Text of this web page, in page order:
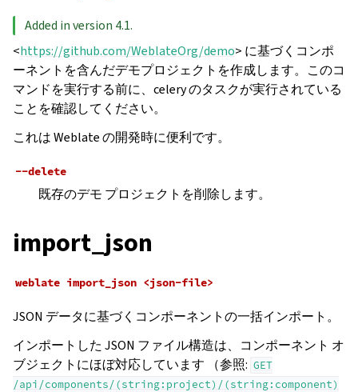
Added in version 4.1.
<https://github.com/WeblateOrg/demo> に基づくコンポ
ーネントを含んだデモプロジェクトを作成します。このコ
マンドを実行する前に、celery のタスクが実行されている
ことを確認してください。
これは Weblate の開発時に便利です。
--delete
既存のデモ プロジェクトを削除します。
import_json
weblate import_json <json-file>
JSON データに基づくコンポーネントの一括インポート。
インポートした JSON ファイル構造は、コンポーネント オ
ブジェクトにほぼ対応しています （参照: GET
/api/components/(string:project)/(string:component)